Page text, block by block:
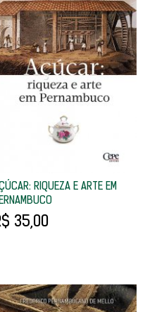
RIQUEZA E ARTE EM
35,00